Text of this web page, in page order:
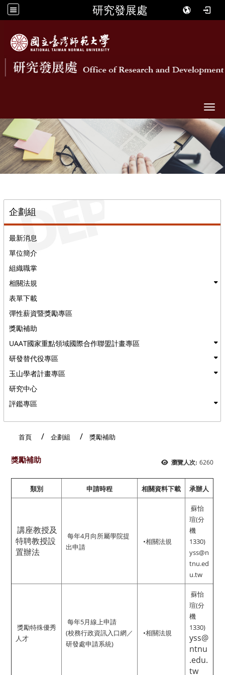
研究發展處
企劃組
最新消息
單位簡介
組織職掌
相關法規
表單下載
彈性薪資暨獎勵專區
獎勵補助
UAAT國家重點領域國際合作聯盟計畫專區
研發替代役專區
玉山學者計畫專區
研究中心
評鑑專區
首頁 企劃組 獎勵補助
瀏覽人次: 6260
獎勵補助
類別 申請時程 相關資料下載 承辦人
講座教授及
特聘教授設
置辦法
每年4月向所屬學院提
出申請
•相關法規
蘇怡
瑄(分
機
1330)
yss@n
tnu.ed
u.tw
獎勵特殊優秀
人才
每年5月線上申請
(校務行政資訊入口網／
研發處申請系統)
•相關法規
蘇怡
瑄(分
機
1330)
yss@
ntnu
.edu.
tw